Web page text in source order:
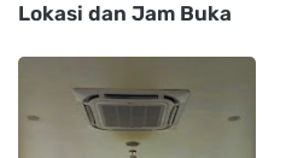
Lokasi dan Jam Buka